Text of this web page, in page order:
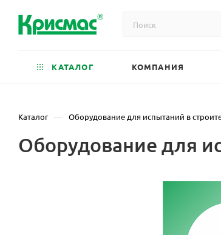
КАТАЛОГ КОМПАНИЯ
Каталог — Оборудование для испытаний в
Оборудование для